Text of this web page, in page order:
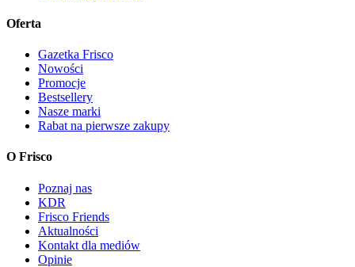
Oferta
Gazetka Frisco
Nowości
Promocje
Bestsellery
Nasze marki
Rabat na pierwsze zakupy
O Frisco
Poznaj nas
KDR
Frisco Friends
Aktualności
Kontakt dla mediów
Opinie